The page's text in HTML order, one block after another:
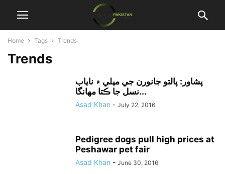
Home Tags Trends
Trends
پشاور: پالتو جانورن جي ميلي ۾ ناياب
نسل جا ڪتا مهانگا...
Asad Khan - July 22, 2016
Pedigree dogs pull high prices at
Peshawar pet fair
Asad Khan - June 30, 2016